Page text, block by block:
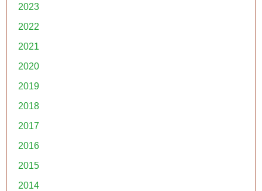
2023
2022
2021
2020
2019
2018
2017
2016
2015
2014